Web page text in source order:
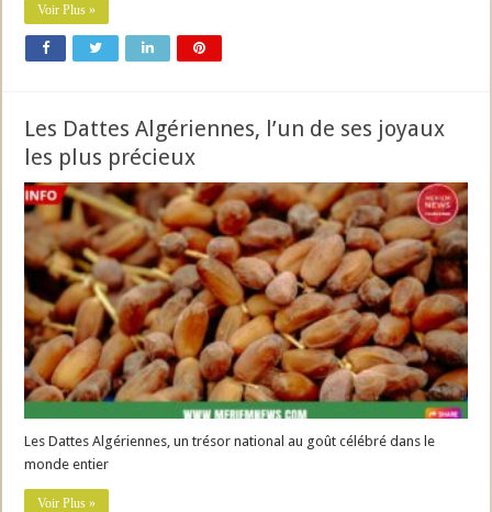
Voir Plus »
Les Dattes Algériennes, l’un de ses joyaux
les plus précieux
Les Dattes Algériennes, un trésor national au goût célébré dans le
monde entier
Voir Plus »